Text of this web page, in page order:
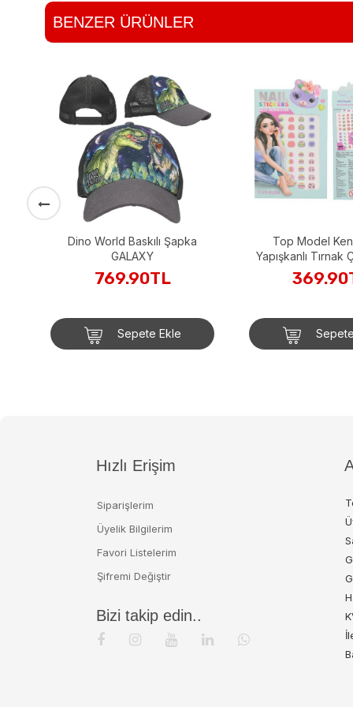
BENZER ÜRÜNLER
Dino World Baskılı Şapka
GALAXY
769.90TL
Sepete Ekle
Top Model
Yapışkanlı Tırnak
Janet
Hızlı Erişim
Siparişlerim
Üyelik Bilgilerim
Favori Listelerim
Şifremi Değiştir
Bizi takip edin..